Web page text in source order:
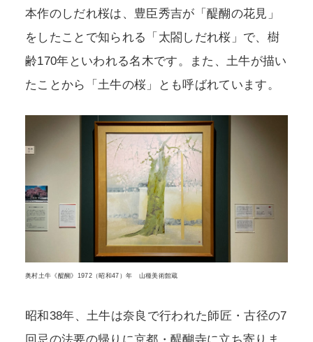
本作のしだれ桜は、豊臣秀吉が「醍醐の花見」
をしたことで知られる「太閤しだれ桜」で、樹
齢170年といわれる名木です。また、土牛が描い
たことから「土牛の桜」とも呼ばれています。
奥村土牛《醍醐》1972（昭和47）年 山種美術館蔵
昭和38年、土牛は奈良で行われた師匠・古径の7